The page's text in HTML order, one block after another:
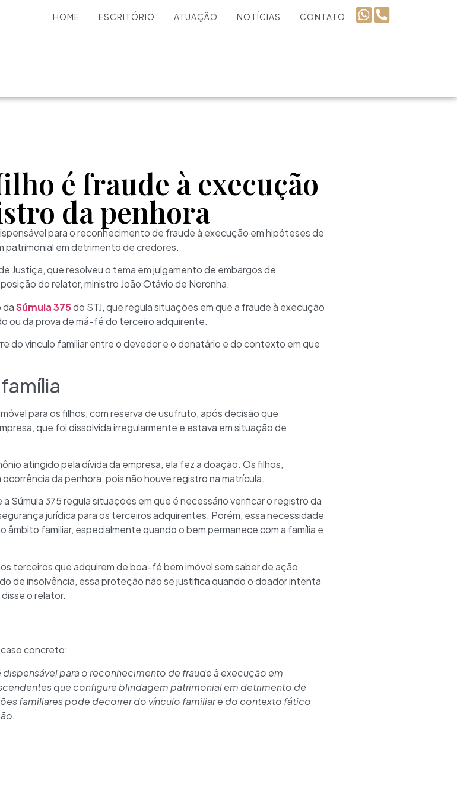
HOME ESCRITÓRIO ATUAÇÃO NOTÍCIAS CONTATO
é fraude à execução
da penhora
para o reconhecimento de fraude à execução em hipóteses de
em detrimento de credores.
Justiça, que resolveu o tema em julgamento de embargos de
do relator, ministro João Otávio de Noronha.
daSúmula 375do STJ, que regula situações em que a fraude à execução
ou da prova de má-fé do terceiro adquirente.
do vínculo familiar entre o devedor e o donatário e do contexto em que
para os filhos, com reserva de usufruto, após decisão que
que foi dissolvida irregularmente e estava em situação de
atingido pela dívida da empresa, ela fez a doação. Os filhos,
da penhora, pois não houve registro na matrícula.
Súmula 375 regula situações em que é necessário verificar o registro da
jurídica para os terceiros adquirentes. Porém, essa necessidade
âmbito familiar, especialmente quando o bem permanece com a família e
terceiros que adquirem de boa-fé bem imóvel sem saber de ação
de insolvência, essa proteção não se justifica quando o doador intenta
o relator.
concreto:
para o reconhecimento de fraude à execução em
que configure blindagem patrimonial em detrimento de
familiares pode decorrer do vínculo familiar e do contexto fático